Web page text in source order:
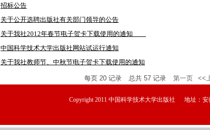
招标公告
关于公开选聘出版社有关部门领导的公告
关于我社2012年春节电子贺卡下载使用的通知
中国科学技术大学出版社网站试运行通知
关于我社教师节、中秋节电子贺卡下载使用的通知
每页 20 记录 总共 57 记录 第一页 <<
Copyright 2011 中国科学技术大学出版社 地址：安